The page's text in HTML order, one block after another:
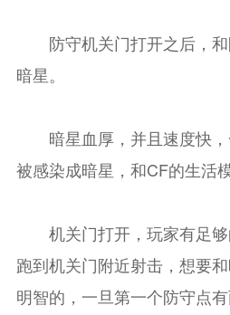
防守机关门打开之后，和
暗星。
暗星血厚，并且速度快，
被感染成暗星，和CF的生活
机关门打开，玩家有足够
跑到机关门附近射击，想要
明智的，一旦第一个防守点